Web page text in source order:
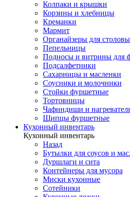
Колпаки и крышки
Корзины и хлебницы
Креманки
Мармит
Органайзеры для
Пепельницы
Подносы и витрины для
Подсалфетники
Сахарницы и масленки
Соусники и молочники
Стойки фуршетные
Тортовницы
Чафиндиши и
Щипцы фуршетные
Кухонный инвентарь
Кухонный инвентарь
Назад
Бутылки для соусов и
Дуршлаги и сита
Контейнеры для мусора
Миски кухонные
Сотейники